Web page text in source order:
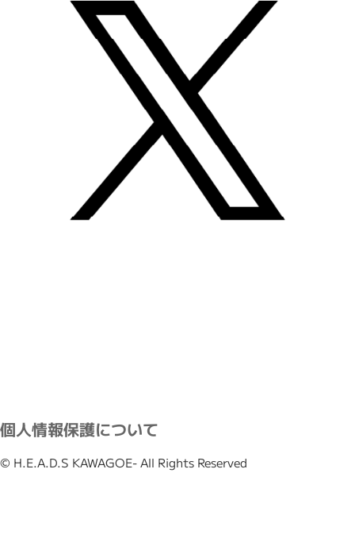
個人情報保護について
© H.E.A.D.S KAWAGOE- All Rights Reserved